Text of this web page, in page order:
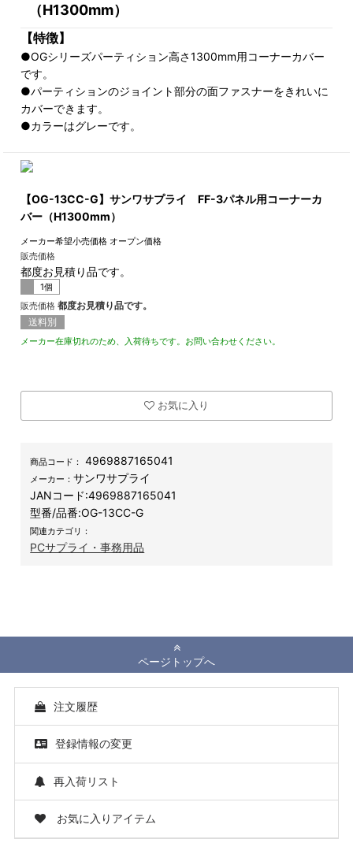
（H1300mm）
【特徴】
●OGシリーズパーティション高さ1300mm用コーナーカバー
です。
●パーティションのジョイント部分の面ファスナーをきれいに
カバーできます。
●カラーはグレーです。
【OG-13CC-G】サンワサプライ FF-3パネル用コーナーカ
バー（H1300mm）
メーカー希望小売価格 オープン価格
販売価格
都度お見積り品です。
1個
販売価格 都度お見積り品です。
送料別
メーカー在庫切れのため、入荷待ちです。お問い合わせください。
お気に入り
商品コード： 4969887165041
メーカー：サンワサプライ
JANコード:4969887165041
型番/品番:OG-13CC-G
関連カテゴリ：
PCサプライ・事務用品
ページトップへ
注文履歴
登録情報の変更
再入荷リスト
お気に入りアイテム